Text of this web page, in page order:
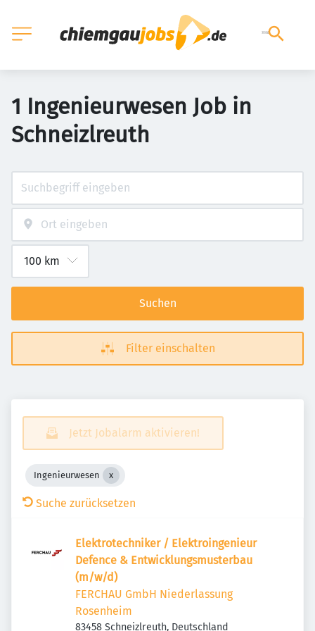
1 Ingenieurwesen Job in
Schneizlreuth
Suchen
Filter einschalten
Jetzt Jobalarm aktivieren!
Ingenieurwesen
Suche zurücksetzen
Elek­tro­tech­niker / Elek­tro­in­ge­nieur
Defence & Entwick­lungs­mus­terbau
(m/w/d)
FERCHAU GmbH Niederlassung
Rosenheim
83458 Schneizlreuth, Deutschland